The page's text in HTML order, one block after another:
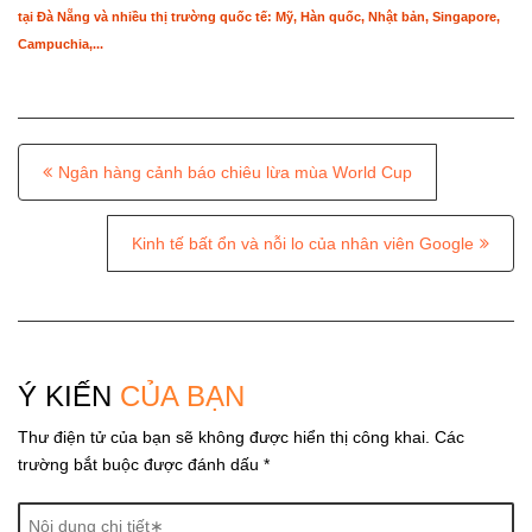
tại Đà Nẵng và nhiều thị trường quốc tế: Mỹ, Hàn quốc, Nhật bản, Singapore,
Campuchia,...
P
o
n
v
i
g
a
Ngân hàng cảnh báo chiêu lừa mùa World Cup
Kinh tế bất ổn và nỗi lo của nhân viên Google
Ý KIẾN CỦA BẠN
Thư điện tử của bạn sẽ không được hiển thị công khai. Các
trường bắt buộc được đánh dấu *